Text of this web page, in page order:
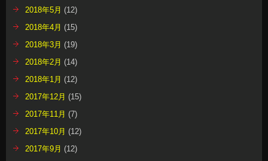
2018年5月 (12)
2018年4月 (15)
2018年3月 (19)
2018年2月 (14)
2018年1月 (12)
2017年12月 (15)
2017年11月 (7)
2017年10月 (12)
2017年9月 (12)